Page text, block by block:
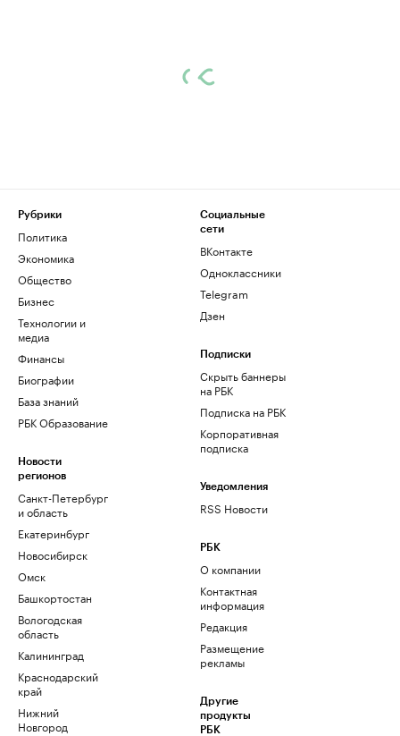
Рубрики
Политика
Экономика
Общество
Бизнес
Технологии и
медиа
Финансы
Биографии
База знаний
РБК Образование
Новости
регионов
Санкт-Петербург
и область
Екатеринбург
Новосибирск
Омск
Башкортостан
Вологодская
область
Калининград
Краснодарский
край
Нижний
Новгород
Социальные
сети
ВКонтакте
Одноклассники
Telegram
Дзен
Подписки
Скрыть баннеры
на РБК
Подписка на РБК
Корпоративная
подписка
Уведомления
RSS Новости
РБК
О компании
Контактная
информация
Редакция
Размещение
рекламы
Другие
продукты
РБК